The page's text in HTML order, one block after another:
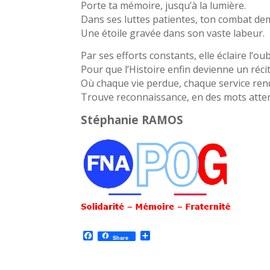
Porte ta mémoire, jusqu’à la lumière.
Dans ses luttes patientes, ton combat
Une étoile gravée dans son vaste labeur.
Par ses efforts constants, elle éclaire
Pour que l’Histoire enfin devienne un
Où chaque vie perdue, chaque service
Trouve reconnaissance, en des mots
Stéphanie RAMOS
F
a
Share